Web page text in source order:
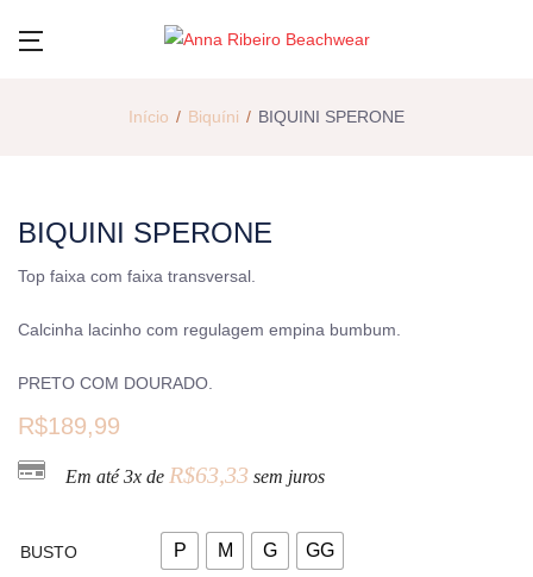
Início Biquíni BIQUINI SPERONE
BIQUINI SPERONE
Top faixa com faixa transversal.
Calcinha lacinho com regulagem empina bumbum.
PRETO COM DOURADO.
R$189,99
Em até 3x de R$63,33 sem juros
BUSTO P M G GG